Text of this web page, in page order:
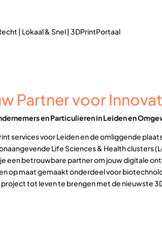
| Lokaal & Snel | 3DPrintPortaal
Partner voor
en Particulieren in Leiden en
services voor Leiden en de omliggende
Life Sciences & Health clusters
een betrouwbare partner om jouw digitale
op maat gemaakt onderdeel voor
tot leven te brengen met de nieuwste